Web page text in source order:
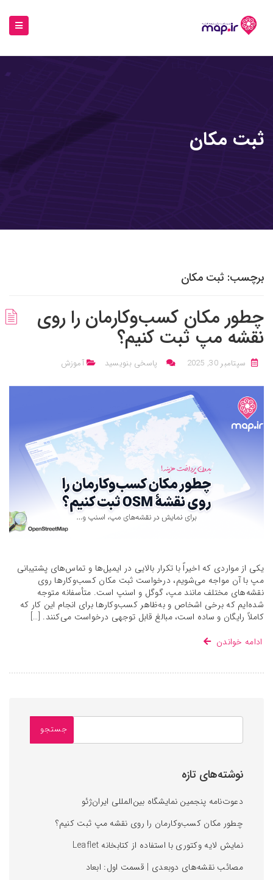
ثبت مکان
برچسب: ثبت مکان
چطور مکان کسب‌وکارمان را روی
نقشه‌ مپ ثبت کنیم؟
سپتامبر 30, 2025 پاسخی بنویسید آموزش
یکی از مواردی که اخیراً با تکرار بالایی در ایمیل‌ها و تماس‌های پشتیبانی
مپ با آن مواجه می‌شویم، درخواست ثبت مکان کسب‌وکارها روی
نقشه‌های مختلف مانند مپ، گوگل و اسنپ است. متأسفانه متوجه
شده‌ایم که برخی اشخاص و به‌ظاهر کسب‌وکارها برای انجام این کار که
کاملاً رایگان و ساده است، مبالغ قابل توجهی درخواست می‌کنند. […]
ادامه خواندن
نوشته‌های تازه
دعوت‌نامه پنجمین نمایشگاه بین‌المللی ایران‌ژئو
چطور مکان کسب‌وکارمان را روی نقشه‌ مپ ثبت کنیم؟
نمایش لایه وکتوری با استفاده از کتابخانه Leaflet
مصائب نقشه‌های دوبعدی | قسمت اول: ابعاد